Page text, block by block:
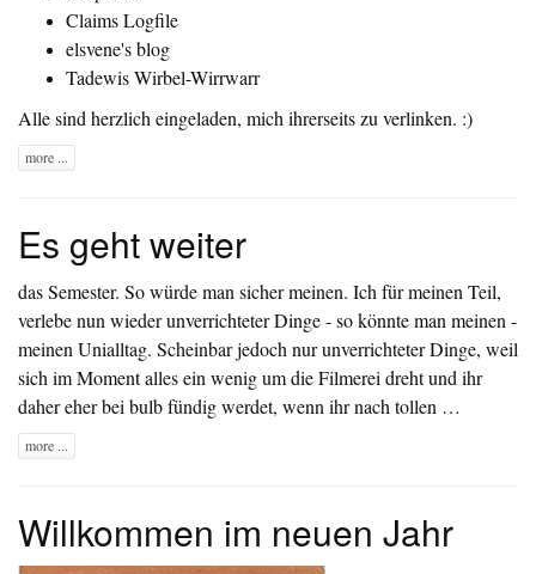
Claims Logfile
elsvene's blog
Tadewis Wirbel-Wirrwarr
Alle sind herzlich eingeladen, mich ihrerseits zu verlinken. :)
more ...
Es geht weiter
das Semester. So würde man sicher meinen. Ich für meinen Teil,
verlebe nun wieder unverrichteter Dinge - so könnte man meinen -
meinen Unialltag. Scheinbar jedoch nur unverrichteter Dinge, weil
sich im Moment alles ein wenig um die Filmerei dreht und ihr
daher eher bei bulb fündig werdet, wenn ihr nach tollen …
more ...
Willkommen im neuen Jahr